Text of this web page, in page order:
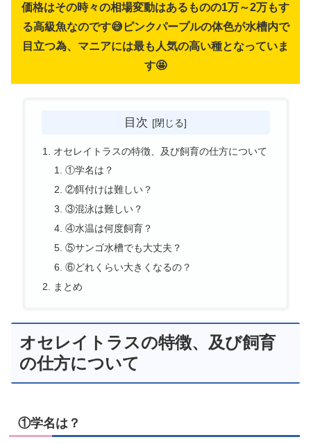
価格はその時々の相場変動はあるものの1万～2万もす
る高級魚なのです😅ピンクパープルの体色が水槽内で
目立つ為、マニアには最も人気の高い種となっていま
す🤩
目次
オセレイトラスの特徴、及び飼育の仕方について
①学名は？
②餌付けは難しい？
③混泳は難しい？
④水温は何度飼育？
⑤サンゴ水槽でも大丈夫？
⑥どれくらい大きくなるの？
まとめ
オセレイトラスの特徴、及び飼育
の仕方について
①学名は？